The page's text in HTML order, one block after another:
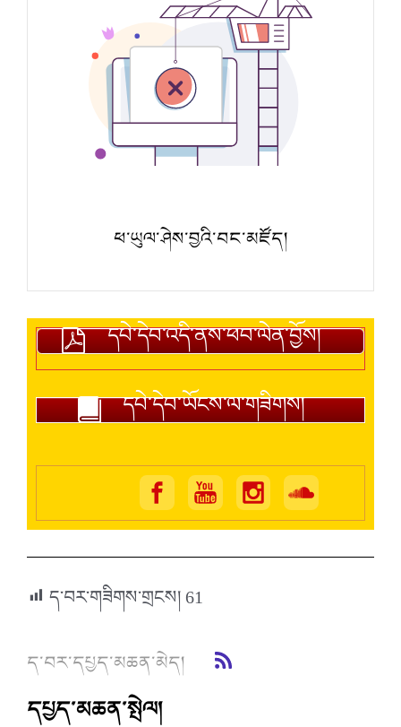
ཕ་ཡུལ་ཤེས་བྱའི་བང་མཛོད།
དཔེ་དེབ་འདི་ནས་ཕབ་ལེན་བྱོས།
དཔེ་དེབ་ཡོངས་ལ་གཟིགས།
ད་བར་གཟིགས་གྲངས།61
ད་བར་དཔྱད་མཆན་མེད།
དཔྱད་མཆན་སྤེལ།